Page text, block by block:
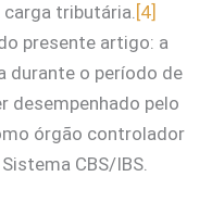
tributária. [4]
presente artigo: a
durante o período de
desempenhado pelo
órgão controlador
CBS/IBS.